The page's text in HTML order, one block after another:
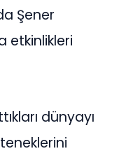
Şener
etkinlikleri
dünyayı